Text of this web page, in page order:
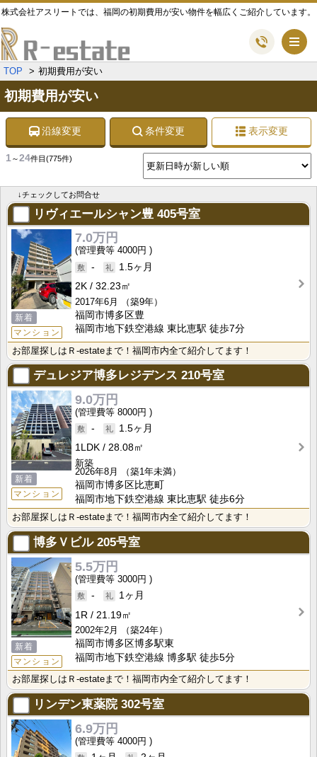
株式会社アスリートでは、福岡の初期費用が安い物件を幅広くご紹介しています。
TOP 初期費用が安い
初期費用が安い
沿線変更 条件変更 表示変更
1～24件目 (775件)
↓チェックしてお問合せ
リヴィエールシャン豊 405号室
新着
マンション
7.0万円
4000円
-
1.5ヶ月
2K
32.23㎡
2017年6月
（築9年）
福岡市博多区豊
福岡市地下鉄空港線 東比恵駅 徒歩7分
お部屋探しはＲ-estateまで！福岡市内全て紹介してます！
デュレジア博多レジデンス 210号室
新着
マンション
9.0万円
8000円
-
1.5ヶ月
1LDK
28.08㎡
新築
2026年8月
（築1年未満）
福岡市博多区比恵町
福岡市地下鉄空港線 東比恵駅 徒歩6分
お部屋探しはＲ-estateまで！福岡市内全て紹介してます！
博多Ｖビル205号室
新着
マンション
5.5万円
3000円
-
1ヶ月
1R
21.19㎡
2002年2月
（築24年）
福岡市博多区博多駅東
福岡市地下鉄空港線 博多駅 徒歩5分
お部屋探しはＲ-estateまで！福岡市内全て紹介してます！
リンデン東薬院302号室
6.9万円
4000円